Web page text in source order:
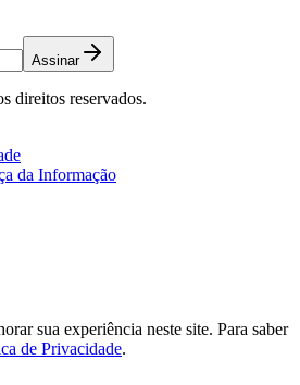
Assinar
direitos reservados.
da Informação
sua experiência neste site. Para saber
de Privacidade.